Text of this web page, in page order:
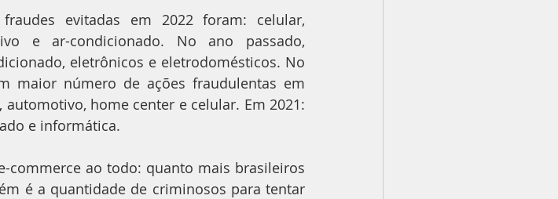
evitadas em 2022 foram: celular,
e ar-condicionado. No ano passado,
eletrônicos e eletrodomésticos. No
maior número de ações fraudulentas em
home center e celular. Em 2021:
e informática.
commerce ao todo: quanto mais brasileiros
é a quantidade de criminosos para tentar